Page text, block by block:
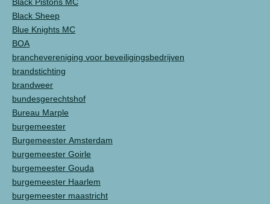
Black Sheep
Blue Knights MC
BOA
branchevereniging voor beveiligingsbedrijven
brandstichting
brandweer
bundesgerechtshof
Bureau Marple
burgemeester
Burgemeester Amsterdam
burgemeester Goirle
burgemeester Gouda
burgemeester Haarlem
burgemeester maastricht